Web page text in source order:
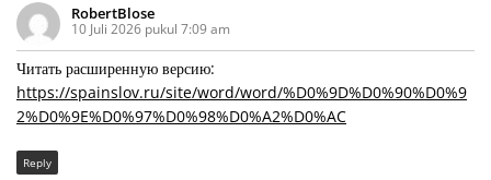
RobertBlose
10 Juli 2026 pukul 7:09 am
Читать расширенную версию:
https://spainslov.ru/site/word/word/%D0%9D%D0%90%D0%9
2%D0%9E%D0%97%D0%98%D0%A2%D0%AC
Reply